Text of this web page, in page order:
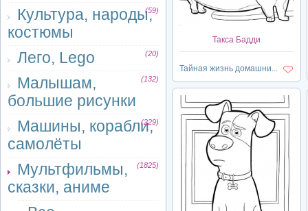
Культура, народы,
костюмы
(59)
Лего, Lego (20)
Малышам,
большие рисунки
(132)
Машины, корабли,
самолёты
(229)
Мультфильмы,
сказки, аниме
(1825)
Такса Бадди
Тайная жизнь домашни...